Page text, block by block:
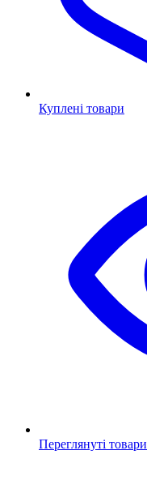
Куплені товари
Переглянуті товари